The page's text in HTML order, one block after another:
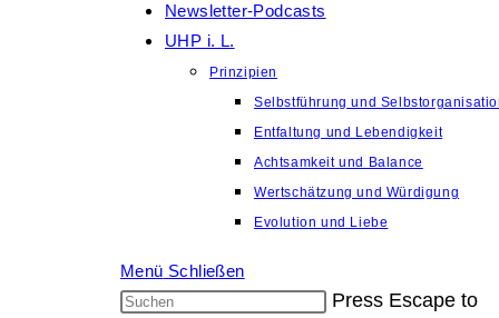
Newsletter-Podcasts
UHP i. L.
Prinzipien
Selbstführung und
Entfaltung und Lebendigkeit
Achtsamkeit und Balance
Wertschätzung und Würdigung
Evolution und Liebe
Menü Schließen
Press Escape to